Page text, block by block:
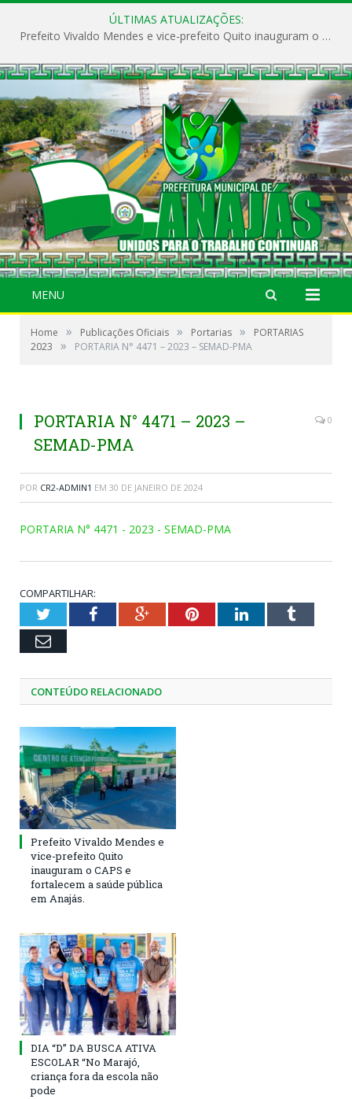
ÚLTIMAS ATUALIZAÇÕES:
Prefeito Vivaldo Mendes e vice-prefeito Quito inauguram o CAPS e fortalecem a saúde pública em Anajás.
MENU
Home » Publicações Oficiais » Portarias »
PORTARIAS
2023
» PORTARIA N° 4471 – 2023 – SEMAD-PMA
PORTARIA N° 4471 – 2023 –
SEMAD-PMA
0
POR CR2-ADMIN1 EM 30 DE JANEIRO DE 2024
PORTARIA N° 4471 - 2023 - SEMAD-PMA
COMPARTILHAR:
TwitterFacebookGoogle+PinterestLinkedInTumblr
Email
CONTEÚDO RELACIONADO
Prefeito Vivaldo Mendes e
vice-prefeito Quito
inauguram o CAPS e
fortalecem a saúde pública
em Anajás.
DIA “D” DA BUSCA ATIVA
ESCOLAR “No Marajó,
criança fora da escola não
pode